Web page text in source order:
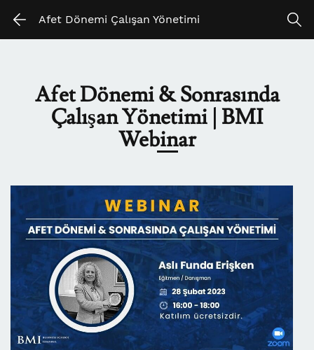
Afet Dönemi Çalışan Yönetimi
Afet Dönemi & Sonrasında
Çalışan Yönetimi| BMI
Webinar